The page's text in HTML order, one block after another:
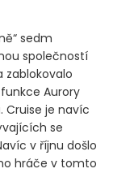
sedm
společností
zablokovalo
Aurory
Cruise je navíc
se
v říjnu došlo
hráče v tomto